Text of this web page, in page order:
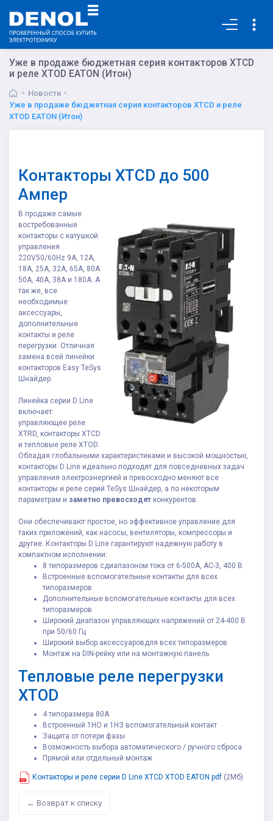
Уже в продаже бюджетная серия контакторов XTCD
и реле XTOD EATON (Итон)
Новости
Уже в продаже бюджетная серия контакторов XTCD и реле
XTOD EATON (Итон)
Контакторы XTCD до 500
Ампер
В продаже самые
востребованные
контакторы с катушкой
управления
220V50/60Hz 9А, 12А,
18А, 25А, 32А, 65А, 80А
50А, 40А, 38А и 180А. А
так же, все
необходимые
аксессуары,
дополнительные
контакты и реле
перегрузки. Отличная
замена всей линейки
контакторов Easy TeSys
Шнайдер.
Линейка серии D Line
включает:
управляющее реле
XTRD, контакторы XTCD
и тепловые реле XTOD.
Обладая глобальными характеристиками и высокой мощностью,
контакторы D Line идеально подходят для повседневных задач
управления электроэнергией и превосходно меняют все
контакторы и реле серий TeSys Шнайдер, а по некоторым
параметрам и заметно превосходят конкурентов.
Они обеспечивают простое, но эффективное управление для
таких приложений, как насосы, вентиляторы, компрессоры и
другие. Контакторы D Line гарантируют надежную работу в
компактном исполнении:
8 типоразмеров сдиапазоном тока от 6-500A, AC-3, 400 В
Встроенные вспомогательные контакты для всех
типоразмеров
Дополнительные вспомогательные контакты для всех
типоразмеров
Широкий диапазон управляющих напряжений от 24-400 В
при 50/60 Гц
Широкий выбор аксессуаровдля всех типоразмеров
Монтаж на DIN-рейку или на монтажную панель
Тепловые реле перегрузки
XTOD
4 типоразмера 80A
Встроенный 1НО и 1НЗ вспомогательный контакт
Защита от потери фазы
Возможность выбора автоматического / ручного сброса
Прямой или отдельный монтаж
Контакторы и реле серии D Line XTCD XTOD EATON.pdf (2Мб)
← Возврат к списку